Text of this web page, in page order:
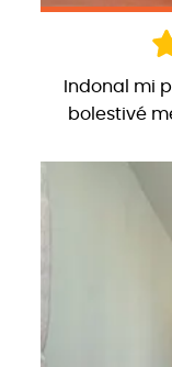
Indonal mi
bolestivé